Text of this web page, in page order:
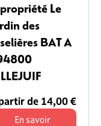
Le
des
BAT A
de 14,00 €
En savoir